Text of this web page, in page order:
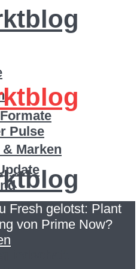
Pulse
Marken
Fresh gelotst: Plant
von Prime Now?